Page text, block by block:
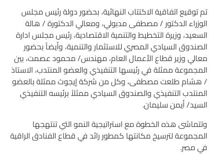
تم توقيع اتفاقية الاكتتاب النهائية، بحضور دولة رئيس مجلس
الوزراء الدكتور / مصطفى مدبولي، ومعالي الدكتورة / هالة
السعيد، وزيرة التخطيط والتنمية الاقتصادية، رئيس مجلس ادارة
الصندوق السيادي المصري للاستثمار والتنمية، وأيضاً بحضور
معالي وزير قطاع الأعمال العام، مهندس/ محمود عصمت، بين
المجموعة ممثلة في رئيسها التنفيذي والعضو المنتدب، الاستاذ
/ هشام طلعت مصطفى، وكل من شركة إيجوث ممثلة بالعضو
المنتدب التنفيذي والصندوق السيادي ممثلاً برئيسه التنفيذي
السيد/ أيمن سليمان.
وتتماشى هذه الخطوة مع استراتيجية النمو التي تنتهجها
المجموعة لترسيخ مكانتها كمطور رائد في قطاع الفنادق الراقية
في مصر.